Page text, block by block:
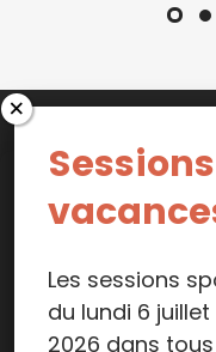
Les sessions
du lundi 6
2026 dans